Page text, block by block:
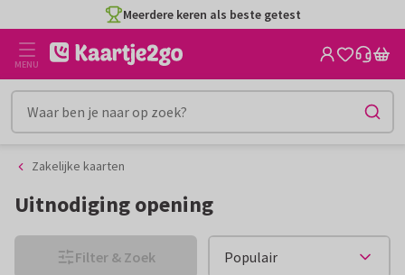
naar
inhoud
naar
het
filter
Meerdere keren als beste getest
MENU
Zakelijke kaarten
Uitnodiging opening
Filter & Zoek